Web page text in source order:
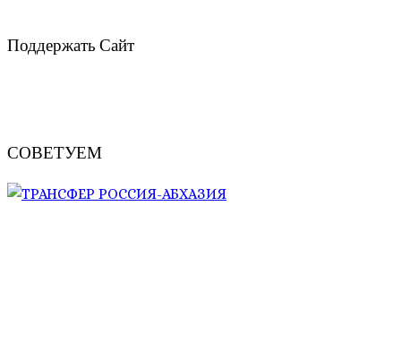
Поддержать Сайт
СОВЕТУЕМ